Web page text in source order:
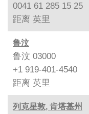
0041 61 285 15 25
距离 英里
鲁汶
鲁汶 03000
+1 919-401-4540
距离 英里
列克星敦, 肯塔基州